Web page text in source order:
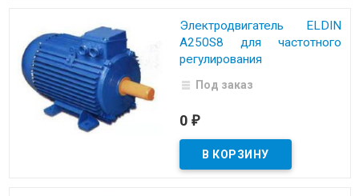
Электродвигатель ELDIN
A250S8 для частотного
регулирования
Под заказ
0 ₽